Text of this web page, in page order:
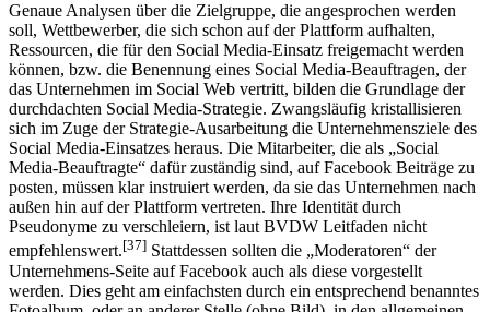
Genaue Analysen über die Zielgruppe, die angesprochen werden
soll, Wettbewerber, die sich schon auf der Plattform aufhalten,
Ressourcen, die für den Social Media-Einsatz freigemacht werden
können, bzw. die Benennung eines Social Media-Beauftragen, der
das Unternehmen im Social Web vertritt, bilden die Grundlage der
durchdachten Social Media-Strategie. Zwangsläufig kristallisieren
sich im Zuge der Strategie-Ausarbeitung die Unternehmensziele des
Social Media-Einsatzes heraus. Die Mitarbeiter, die als „Social
Media-Beauftragte“ dafür zuständig sind, auf Facebook Beiträge zu
posten, müssen klar instruiert werden, da sie das Unternehmen nach
außen hin auf der Plattform vertreten. Ihre Identität durch
Pseudonyme zu verschleiern, ist laut BVDW Leitfaden nicht
empfehlenswert.[37] Stattdessen sollten die „Moderatoren“ der
Unternehmens-Seite auf Facebook auch als diese vorgestellt
werden. Dies geht am einfachsten durch ein entsprechend benanntes